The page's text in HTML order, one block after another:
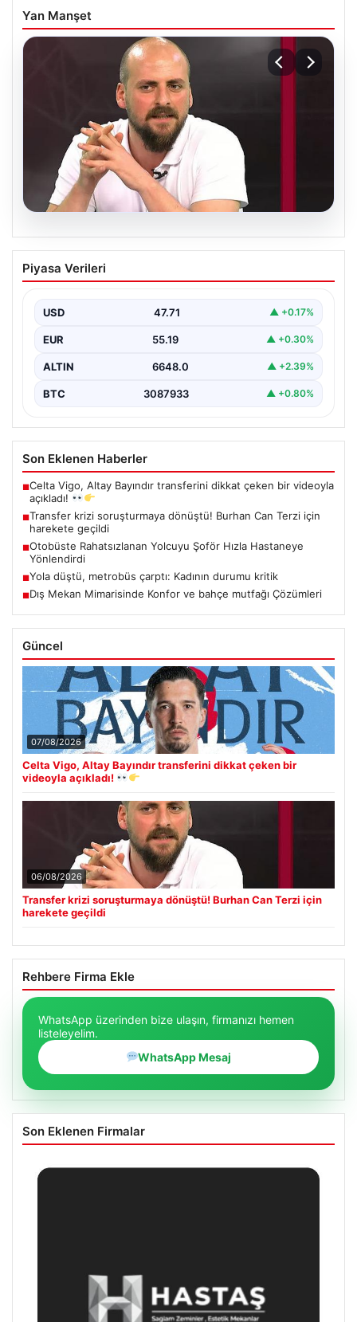
Yan Manşet
Transfer krizi soruşturmaya dönüştü!
Burhan Can Terzi için harekete geçildi
Piyasa Verileri
USD 47.71 ▲ +0.17%
EUR 55.19 ▲ +0.30%
ALTIN 6648.0 ▲ +2.39%
BTC 3087933 ▲ +0.80%
Son Eklenen Haberler
■Celta Vigo, Altay Bayındır transferini dikkat çeken bir videoyla
açıkladı!
■Transfer krizi soruşturmaya dönüştü! Burhan Can Terzi için
harekete geçildi
■Otobüste Rahatsızlanan Yolcuyu Şoför Hızla Hastaneye
Yönlendirdi
■Yola düştü, metrobüs çarptı: Kadının durumu kritik
■Dış Mekan Mimarisinde Konfor ve bahçe mutfağı Çözümleri
Güncel
07/08/2026
Celta Vigo, Altay Bayındır transferini dikkat çeken bir
videoyla açıkladı!
06/08/2026
Transfer krizi soruşturmaya dönüştü! Burhan Can Terzi için
harekete geçildi
Rehbere Firma Ekle
WhatsApp üzerinden bize ulaşın, firmanızı hemen
listeleyelim.
WhatsApp Mesaj
Son Eklenen Firmalar